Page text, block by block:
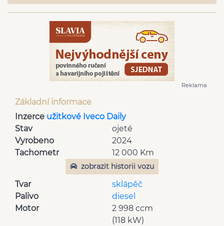
Reklama
Základní informace
Inzerce užitkové Iveco Daily
Stav
ojeté
Vyrobeno
2024
Tachometr
12 000 Km
zobrazit historii vozu
Tvar
sklápěč
Palivo
diesel
Motor
2 998 ccm
(118 kW)